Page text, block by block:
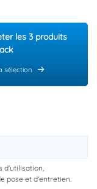
les 3 produits
sélection
d'utilisation,
pose et d'entretien.